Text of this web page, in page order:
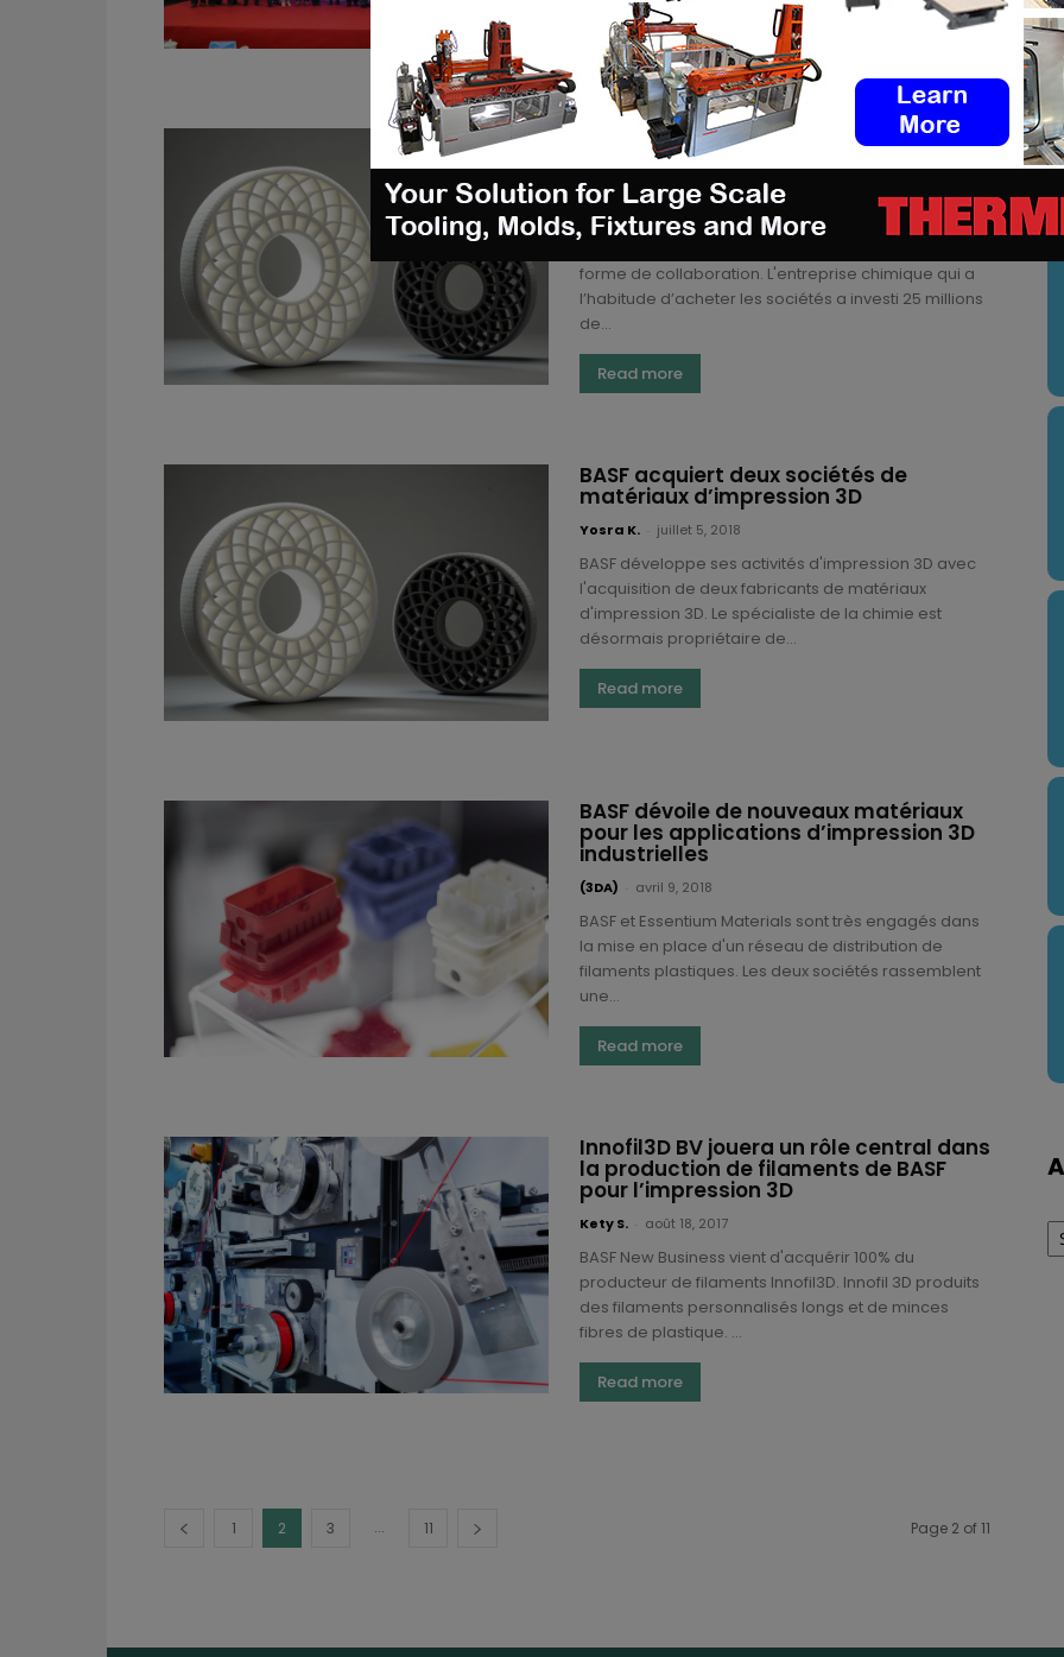
Read more
Optimiser les matériaux et les logiciels
pour l’impression 3D : la challenge de
BASF & Materialise
(3DA) juillet 19, 2018
forme de collaboration. L'entreprise chimique qui a
l’habitude d’acheter les sociétés a investi 25 millions
de...
Read more
BASF acquiert deux sociétés de
matériaux d’impression 3D
Yosra K. juillet 5, 2018
BASF développe ses activités d'impression 3D avec
l'acquisition de deux fabricants de matériaux
d'impression 3D. Le spécialiste de la chimie est
désormais propriétaire de...
Read more
BASF dévoile de nouveaux matériaux
pour les applications d’impression 3D
industrielles
(3DA) avril 9, 2018
BASF et Essentium Materials sont très engagés dans
la mise en place d'un réseau de distribution de
filaments plastiques. Les deux sociétés rassemblent
une...
Read more
Innofil3D BV jouera un rôle central dans
la production de filaments de BASF
pour l’impression 3D
Kety S. août 18, 2017
BASF New Business vient d'acquérir 100% du
producteur de filaments Innofil3D. Innofil 3D produits
des filaments personnalisés longs et de minces
fibres de plastique. ...
Read more
1 2 3 ... 11 Page 2 of 11